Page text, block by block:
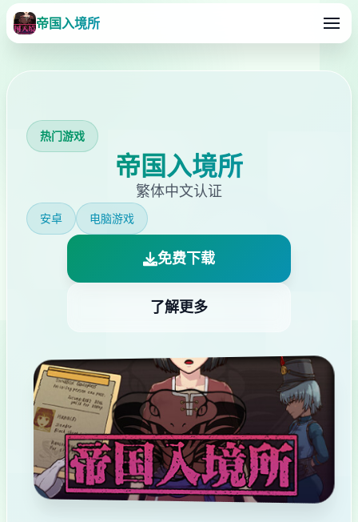
帝国入境所
热门游戏
帝国入境所
繁体中文认证
安卓 电脑游戏
免费下载
了解更多